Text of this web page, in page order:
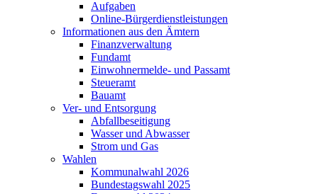
Aufgaben
Online-Bürgerdienstleistungen
Informationen aus den Ämtern
Finanzverwaltung
Fundamt
Einwohnermelde- und Passamt
Steueramt
Bauamt
Ver- und Entsorgung
Abfallbeseitigung
Wasser und Abwasser
Strom und Gas
Wahlen
Kommunalwahl 2026
Bundestagswahl 2025